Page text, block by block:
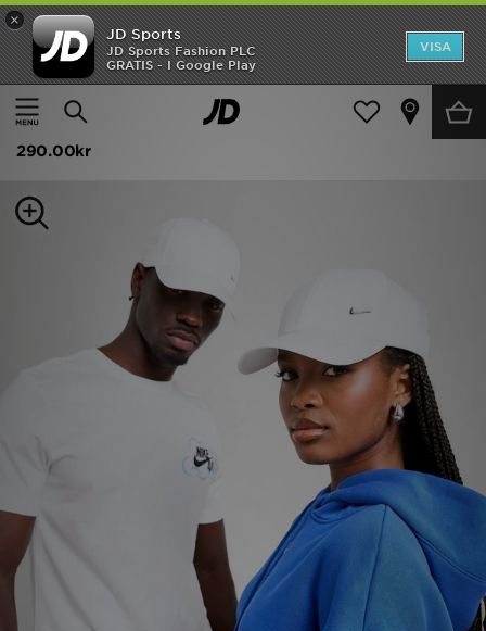
×
JD Sports
JD Sports Fashion PLC
GRATIS - I Google Play
VISA
Hem
Dam Damaccessoarer Kepsar och Beanies
Nike Club Structured Metal Swoosh Cap
290.00kr
Hem
Rea
Dam
Ladda ner appen